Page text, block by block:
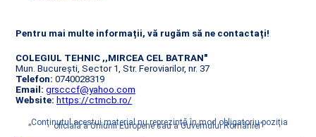
Pentru mai multe informații, vă rugăm să ne contactați!
COLEGIUL TEHNIC ,,MIRCEA CEL BATRAN"
Mun. București, Sector 1, Str. Feroviarilor, nr. 37
Telefon: 0740028319
Email: grscccf@yahoo.com
Website: https://ctmcb.ro/
„Conţinutul acestui material nu reprezintă în mod obligatoriu poziţia
oficială a Uniunii Europene sau a Guvernului României”